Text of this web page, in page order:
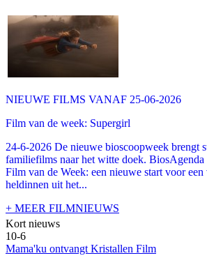
NIEUWE FILMS VANAF 25-06-2026
Film van de week: Supergirl
24-6-2026 De nieuwe bioscoopweek brengt
familiefilms naar het witte doek. BiosAgenda
Film van de Week: een nieuwe start voor een
heldinnen uit het...
+ MEER FILMNIEUWS
Kort nieuws
10-6
Mama'ku ontvangt Kristallen Film